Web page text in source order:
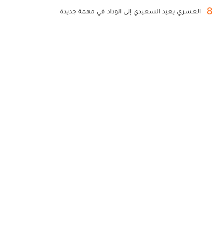
8 العسري يعيد السعيدي إلى الوداد في مهمة جديدة